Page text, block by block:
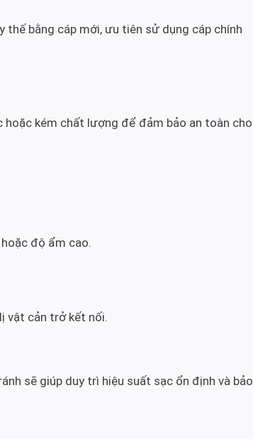
thế bằng cáp mới, ưu tiên sử dụng cáp chính
kém chất lượng để đảm bảo an toàn cho
độ ẩm cao.
vật cản trở kết nối.
sẽ giúp duy trì hiệu suất sạc ổn định và bảo